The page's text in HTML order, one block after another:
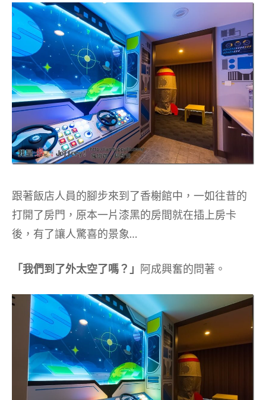
跟著飯店人員的腳步來到了香榭館中，一如往昔的
打開了房門，原本一片漆黑的房間就在插上房卡
後，有了讓人驚喜的景象…
「我們到了外太空了嗎？」 阿成興奮的問著。